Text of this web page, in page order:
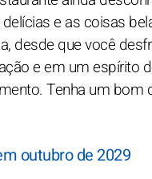
e as coisas
desde que você
e em um espírito
Tenha um bom
outubro de 2029